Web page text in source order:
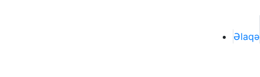
Əlaqə